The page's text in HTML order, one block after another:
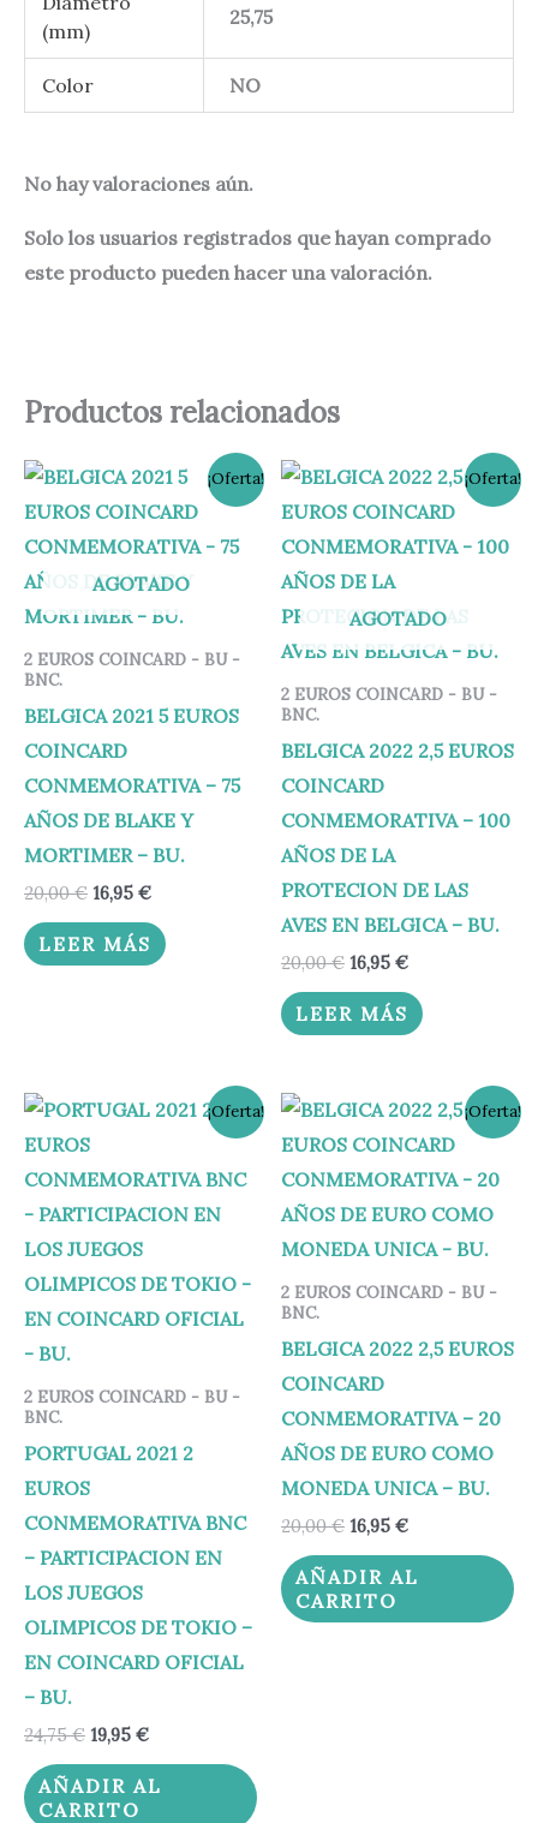
(mm)
25,75
Color NO
No hay valoraciones aún.
Solo los usuarios registrados que hayan comprado
este producto pueden hacer una valoración.
Productos relacionados
¡Oferta!
AGOTADO
2 EUROS COINCARD - BU -
BNC.
BELGICA 2021 5 EUROS
COINCARD
CONMEMORATIVA – 75
AÑOS DE BLAKE Y
MORTIMER – BU.
20,00€
El
precio
original
era:
20,00 €.
16,95 €
El
precio
actual
es:
16,95 €.
LEER MÁS
¡Oferta!
AGOTADO
2 EUROS COINCARD - BU -
BNC.
BELGICA 2022 2,5 EUROS
COINCARD
CONMEMORATIVA – 100
AÑOS DE LA
PROTECION DE LAS
AVES EN BELGICA – BU.
20,00€
El
precio
original
era:
20,00 €.
16,95 €
El
precio
actual
es:
16,95 €.
LEER MÁS
¡Oferta!
2 EUROS COINCARD - BU -
BNC.
PORTUGAL 2021 2
EUROS
CONMEMORATIVA BNC
– PARTICIPACION EN
LOS JUEGOS
OLIMPICOS DE TOKIO –
EN COINCARD OFICIAL
– BU.
24,75€
El
precio
original
era:
24,75 €.
19,95 €
El
precio
es:
19,95 €.
AÑADIR AL
CARRITO
¡Oferta!
2 EUROS COINCARD - BU -
BNC.
BELGICA 2022 2,5 EUROS
COINCARD
CONMEMORATIVA – 20
AÑOS DE EURO COMO
MONEDA UNICA – BU.
20,00€
El
precio
original
era:
20,00 €.
16,95 €
El
precio
actual
es:
16,95 €.
AÑADIR AL
CARRITO